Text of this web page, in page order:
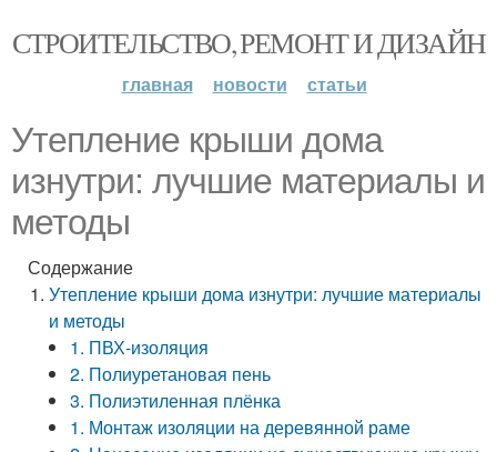
СТРОИТЕЛЬСТВО, РЕМОНТ И ДИЗАЙН
главная новости статьи
Утепление крыши дома
изнутри: лучшие материалы и
методы
Содержание
Утепление крыши дома изнутри: лучшие материалы
и методы
1. ПВХ-изоляция
2. Полиуретановая пень
3. Полиэтиленная плёнка
1. Монтаж изоляции на деревянной раме